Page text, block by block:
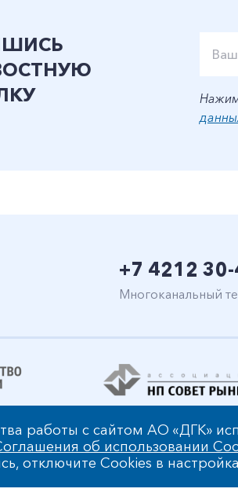
+7 4212
Многоканальный
Карта сайта
обработки персональных данных
работы с сайтом АО «ДГК»
об использовании
отключите Cookies в